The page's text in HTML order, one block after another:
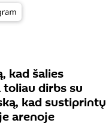
kad šalies
dirbs su
kad sustiprintų
arenoje